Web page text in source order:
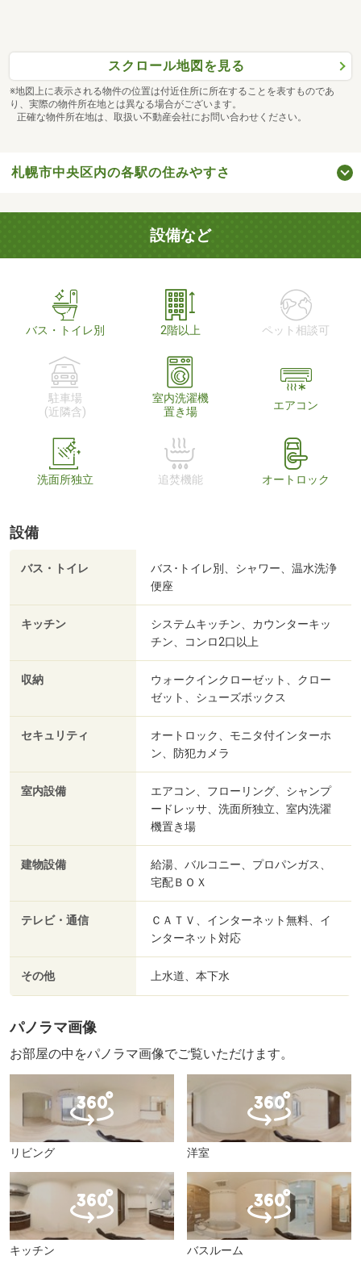
スクロール地図を見る
※地図上に表示される物件の位置は付近住所に所在することを表すものであ
り、実際の物件所在地とは異なる場合がございます。
正確な物件所在地は、取扱い不動産会社にお問い合わせください。
札幌市中央区内の各駅の住みやすさ
設備など
バス・トイレ別 2階以上 ペット相談可
駐車場
(近隣含)
室内洗濯機
置き場
エアコン
洗面所独立 追焚機能 オートロック
設備
バス・トイレ
バス･トイレ別、シャワー、温水洗浄
便座
キッチン
システムキッチン、カウンターキッ
チン、コンロ2口以上
収納
ウォークインクローゼット、クロー
ゼット、シューズボックス
セキュリティ
オートロック、モニタ付インターホ
ン、防犯カメラ
室内設備
エアコン、フローリング、シャンプ
ードレッサ、洗面所独立、室内洗濯
機置き場
建物設備
給湯、バルコニー、プロパンガス、
宅配ＢＯＸ
テレビ・通信
ＣＡＴＶ、インターネット無料、イ
ンターネット対応
その他 上水道、本下水
パノラマ画像
お部屋の中をパノラマ画像でご覧いただけます。
リビング 洋室
キッチン バスルーム